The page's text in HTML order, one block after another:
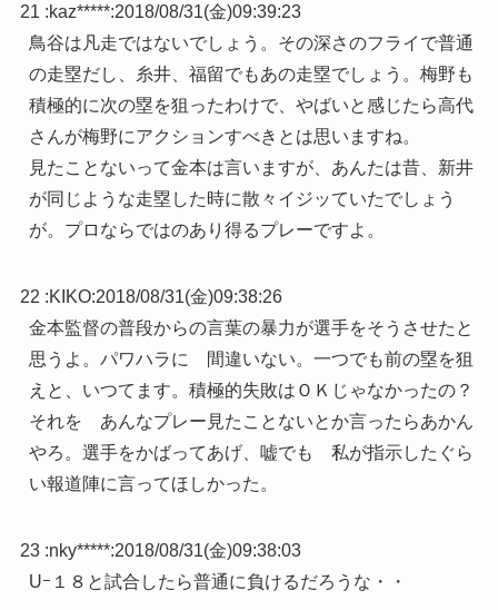
21 :kaz*****:2018/08/31(金)09:39:23
鳥谷は凡走ではないでしょう。その深さのフライで普通
の走塁だし、糸井、福留でもあの走塁でしょう。梅野も
積極的に次の塁を狙ったわけで、やばいと感じたら高代
さんが梅野にアクションすべきとは思いますね。
見たことないって金本は言いますが、あんたは昔、新井
が同じような走塁した時に散々イジッていたでしょう
が。プロならではのあり得るプレーですよ。
22 :KIKO:2018/08/31(金)09:38:26
金本監督の普段からの言葉の暴力が選手をそうさせたと
思うよ。パワハラに 間違いない。一つでも前の塁を狙
えと、いつてます。積極的失敗はＯＫじゃなかったの？
それを あんなプレー見たことないとか言ったらあかん
やろ。選手をかばってあげ、嘘でも 私が指示したぐら
い報道陣に言ってほしかった。
23 :nky*****:2018/08/31(金)09:38:03
Uｰ１８と試合したら普通に負けるだろうな・・